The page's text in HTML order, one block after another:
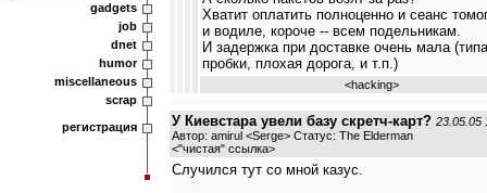
gadgets
job
dnet
humor
miscellaneous
scrap
регистрация
Хватит оплатить полноценно и сеанс
и водиле, короче -- всем подельникам.
И задержка при доставке очень мала
пробки, плохая дорога, и т.п.)
<hacking>
У Киевстара увели базу скретч-карт? 23.05.05
Автор: amirul <Serge> Статус: The Elderman
<"чистая" ссылка>
Случился тут со мной казус.